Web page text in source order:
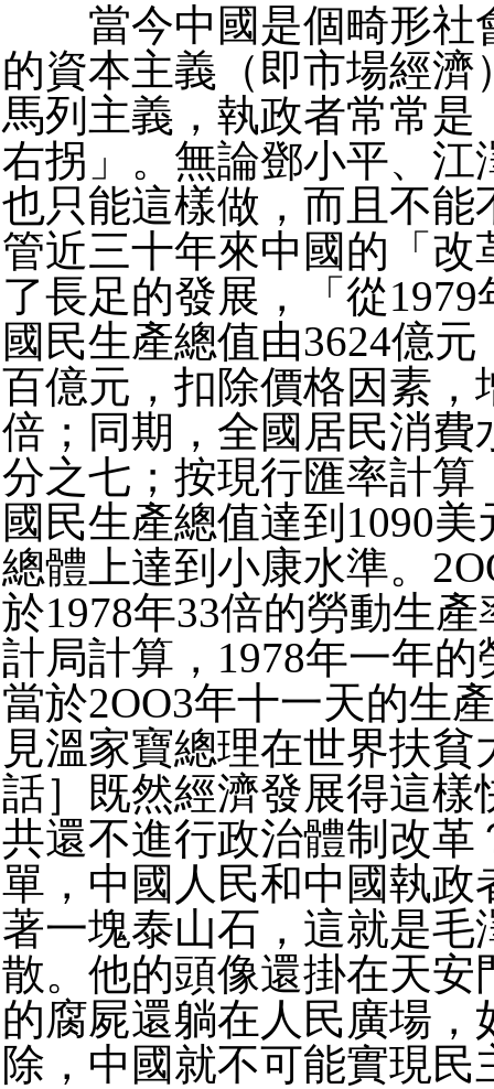
當今中國是個畸形社
的資本主義（即市場經濟
馬列主義，執政者常常是
右拐」。無論鄧小平、江
也只能這樣做，而且不能
管近三十年來中國的「改
了長足的發展，「從1979
國民生產總值由3624億元
百億元，扣除價格因素，
倍；同期，全國居民消費
分之七；按現行匯率計算
國民生產總值達到1090
總體上達到小康水準。
於1978年33倍的勞動生
計局計算，1978年一年
當於2OO3年十一天的生
見溫家寶總理在世界扶貧
話］既然經濟發展得這樣
共還不進行政治體制改革
單，中國人民和中國執政
著一塊泰山石，這就是毛
散。他的頭像還掛在天安
的腐屍還躺在人民廣場，
除，中國就不可能實現民